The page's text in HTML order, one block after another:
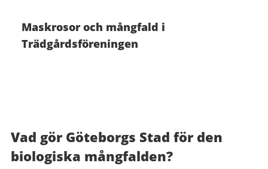
Maskrosor och mångfald i
Trädgårdsföreningen
Vad gör Göteborgs Stad för den
biologiska mångfalden?